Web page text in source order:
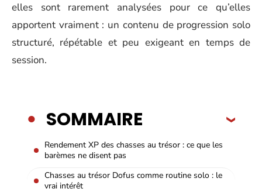
elles sont rarement analysées pour ce qu’elles
apportent vraiment : un contenu de progression solo
structuré, répétable et peu exigeant en temps de
session.
SOMMAIRE
Rendement XP des chasses au trésor : ce que les
barèmes ne disent pas
Chasses au trésor Dofus comme routine solo : le
vrai intérêt